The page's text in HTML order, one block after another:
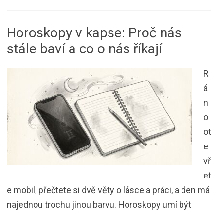
Horoskopy v kapse: Proč nás
stále baví a co o nás říkají
R
á
n
o
ot
e
vř
et
e mobil, přečtete si dvě věty o lásce a práci, a den má
najednou trochu jinou barvu. Horoskopy umí být